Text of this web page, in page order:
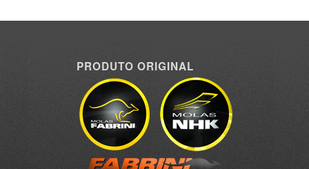
PRODUTO ORIGINAL